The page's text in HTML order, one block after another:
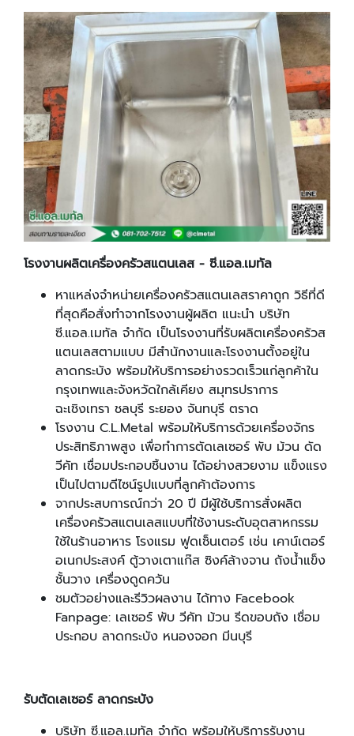
โรงงานผลิตเครื่องครัวสแตนเลส- ซี.แอล.เมทัล
หาแหล่งจำหน่ายเครื่องครัวสแตนเลสราคาถูก วิธีที่ดี
ที่สุดคือสั่งทำจากโรงงานผู้ผลิต แนะนำ บริษัท
ซี.แอล.เมทัล จำกัด เป็นโรงงานที่รับผลิตเครื่องครัวส
แตนเลสตามแบบ มีสำนักงานและโรงงานตั้งอยู่ใน
ลาดกระบัง พร้อมให้บริการอย่างรวดเร็วแก่ลูกค้าใน
กรุงเทพและจังหวัดใกล้เคียง สมุทรปราการ
ฉะเชิงเทรา ชลบุรี ระยอง จันทบุรี ตราด
โรงงาน C.L.Metal พร้อมให้บริการด้วยเครื่องจักร
ประสิทธิภาพสูง เพื่อทำการตัดเลเซอร์ พับ ม้วน ดัด
วีคัท เชื่อมประกอบชิ้นงาน ได้อย่างสวยงาม แข็งแรง
เป็นไปตามดีไซน์รูปแบบที่ลูกค้าต้องการ
จากประสบการณ์กว่า 20 ปี มีผู้ใช้บริการสั่งผลิต
เครื่องครัวสแตนเลสแบบที่ใช้งานระดับอุตสาหกรรม
ใช้ในร้านอาหาร โรงแรม ฟูดเซ็นเตอร์ เช่น เคาน์เตอร์
อเนกประสงค์ ตู้วางเตาแก๊ส ซิงค์ล้างจาน ถังน้ำแข็ง
ชั้นวาง เครื่องดูดควัน
ชมตัวอย่างและรีวิวผลงาน ได้ทาง Facebook
Fanpage: เลเซอร์ พับ วีคัท ม้วน รีดขอบถัง เชื่อม
ประกอบ ลาดกระบัง หนองจอก มีนบุรี
รับตัดเลเซอร์ ลาดกระบัง
บริษัท ซี.แอล.เมทัล จำกัด พร้อมให้บริการรับงาน